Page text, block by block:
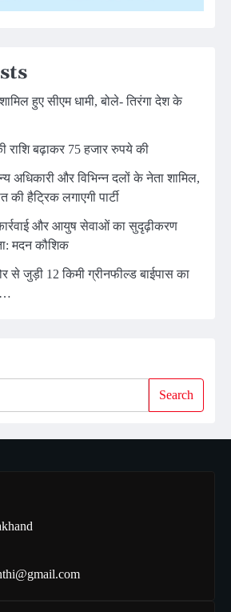
हुए सीएम धामी, बोले- तिरंगा देश के
राशि बढ़ाकर 75 हजार रुपये की
अधिकारी और विभिन्न दलों के नेता शामिल,
हैट्रिक लगाएगी पार्टी
और आयुष सेवाओं का सुदृढ़ीकरण
मदन कौशिक
से जुड़ी 12 किमी ग्रीनफील्ड बाईपास का
Search